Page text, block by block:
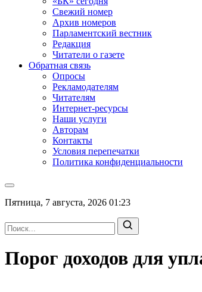
Свежий номер
Архив номеров
Парламентский вестник
Редакция
Читатели о газете
Обратная связь
Опросы
Рекламодателям
Читателям
Интернет-ресурсы
Наши услуги
Авторам
Контакты
Условия перепечатки
Политика конфиденциальности
Пятница, 7 августа, 2026 01:23
Порог доходов для